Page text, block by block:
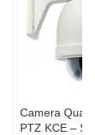
hàng liên
Chí Minh.
Camera Quay Quét
PTZ KCE –